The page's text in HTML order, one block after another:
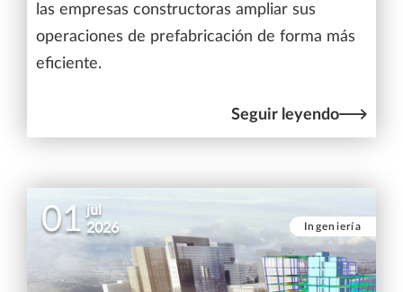
las empresas constructoras ampliar sus
operaciones de prefabricación de forma más
eficiente.
Seguir leyendo
01 jul
2026
Ingeniería